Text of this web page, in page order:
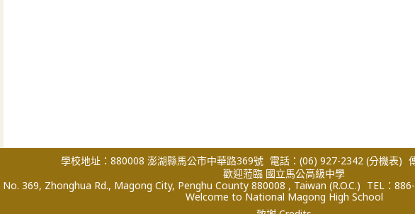
學校地址：880008 澎湖縣馬公市中華路369號 電話：(06) 927-2342 (分機表)
歡迎蒞臨 國立馬公高級中學
No. 369, Zhonghua Rd., Magong City, Penghu County 880008 , Taiwan (R.O.C.) TEL：
Welcome to National Magong High School